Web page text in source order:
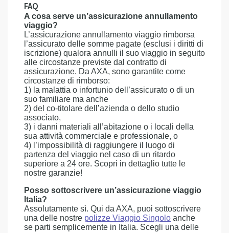
FAQ
A cosa serve un’assicurazione annullamento
viaggio?
L’assicurazione annullamento viaggio rimborsa
l’assicurato delle somme pagate (esclusi i diritti di
iscrizione) qualora annulli il suo viaggio in seguito
alle circostanze previste dal contratto di
assicurazione. Da AXA, sono garantite come
circostanze di rimborso:
1) la malattia o infortunio dell’assicurato o di un
suo familiare ma anche
2) del co-titolare dell’azienda o dello studio
associato,
3) i danni materiali all’abitazione o i locali della
sua attività commerciale e professionale, o
4) l’impossibilità di raggiungere il luogo di
partenza del viaggio nel caso di un ritardo
superiore a 24 ore. Scopri in dettaglio tutte le
nostre garanzie!
Posso sottoscrivere un’assicurazione viaggio
Italia?
Assolutamente sì. Qui da AXA, puoi sottoscrivere
una delle nostre polizze Viaggio Singolo anche
se parti semplicemente in Italia. Scegli una delle